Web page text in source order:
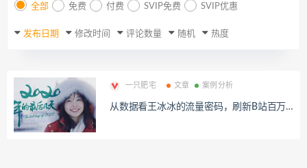
全部 免费 付费 SVIP免费 SVIP优惠
发布日期 修改时间 评论数量 随机 热度
一只肥宅 文章 案例分析
从数据看王冰冰的流量密码，刷新B站百万